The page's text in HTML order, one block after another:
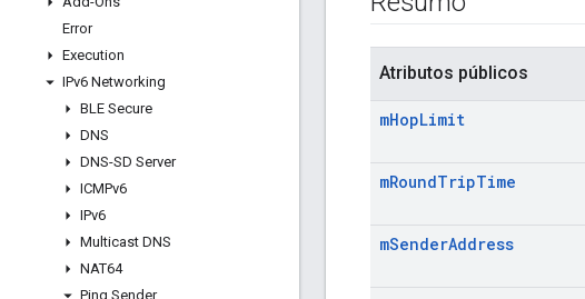
Error
Execution
IPv6 Networking
BLE Secure
DNS
DNS-SD Server
ICMPv6
IPv6
Multicast DNS
NAT64
Ping Sender
Atributos públicos
mHopLimit
mRoundTripTime
mSenderAddress